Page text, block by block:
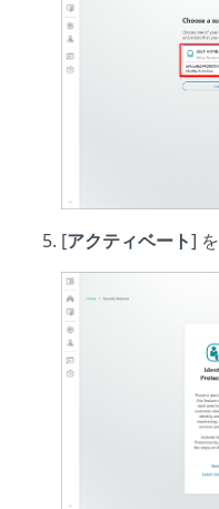
[アクティベート]